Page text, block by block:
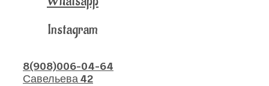
Instagram
8(908)006-04-64
Савельева 42